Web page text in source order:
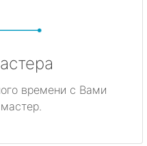
времени с Вами